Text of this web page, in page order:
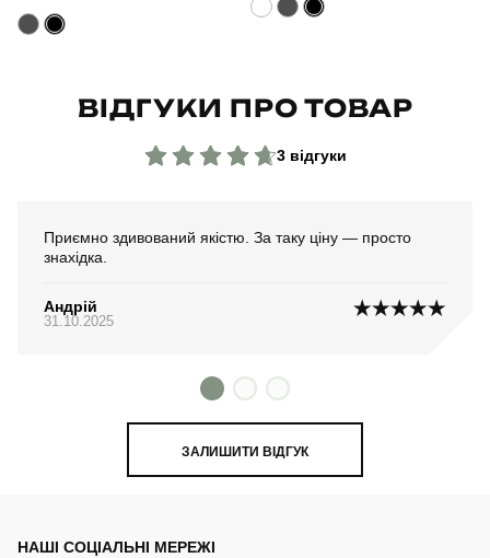
Країна - виробник
ВІДГУКИ ПРО ТОВАР
3 відгуки
Приємно здивований якістю. За таку ціну — просто
знахідка.
Андрій
31.10.2025
ЗАЛИШИТИ ВІДГУК
НАШІ СОЦІАЛЬНІ МЕРЕЖІ